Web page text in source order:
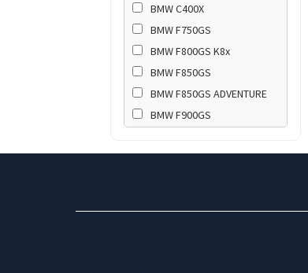
BMW C400X
BMW F750GS
BMW F800GS K8x
BMW F850GS
BMW F850GS ADVENTURE
BMW F900GS
BMW F900R